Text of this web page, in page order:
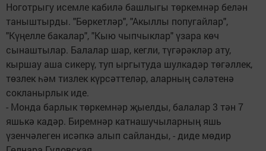
Ноготрыгу исемле кабилә башлыгы төркемнәр белән
таныштырды. "Бөркетләр", "Акыллы попугайлар",
"Күңелле бакалар", "Кыю чыпчыклар" үзара көч
сынаштылар. Балалар шар, кегли, түгәрәкләр ату,
кыршау аша сикерү, туп ыргытуда шулкадәр төгәллек,
төзлек һәм тизлек күрсәттеләр, аларның сәләтенә
сокланырлык иде.
- Монда барлык төркемнәр җыелды, балалар 3 тән 7
яшькә кадәр. Биремнәр катнашучыларның яшь
үзенчәлеген исәпкә алып сайланды, - диде мөдир